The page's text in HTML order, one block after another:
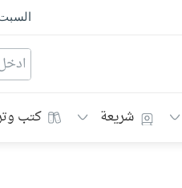
شريعة كتب